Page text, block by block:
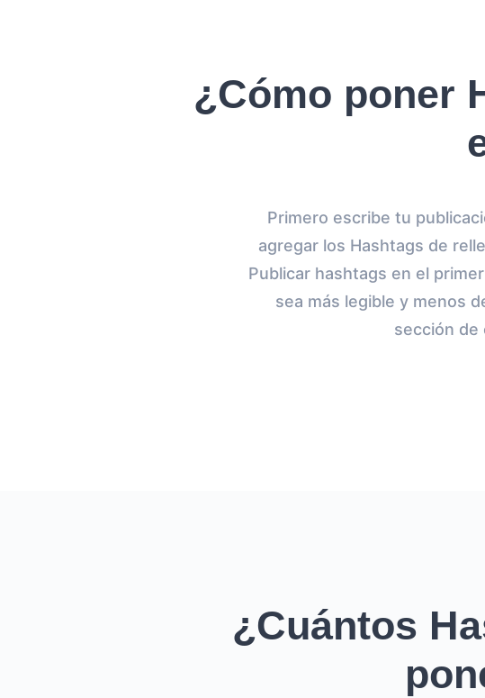
¿Cómo poner
Primero escribe tu
agregar los Hashtags de
Publicar hashtags en el
sea más legible y menos
sección de
¿Cuántos